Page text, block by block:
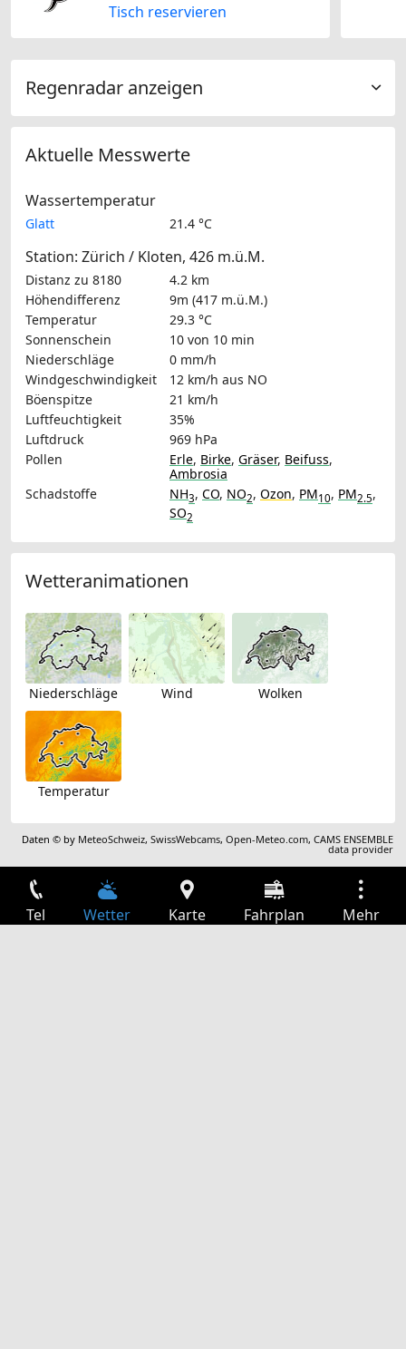
Tisch reservieren
Regenradar anzeigen
Aktuelle Messwerte
Wassertemperatur
Glatt 21.4 °C
Station: Zürich / Kloten, 426 m.ü.M.
Distanz zu 8180
4.2 km
Höhendifferenz
9m (417 m.ü.M.)
Temperatur
29.3 °C
Sonnenschein
10 von 10 min
Niederschläge
0 mm/h
Windgeschwindigkeit
12 km/h aus NO
Böenspitze
21 km/h
Luftfeuchtigkeit
35%
Luftdruck
969 hPa
Pollen
Erle, Birke, Gräser, Beifuss,
Ambrosia
Schadstoffe
NH3, CO, NO2, Ozon, PM10, PM2.5,
SO2
Wetteranimationen
Niederschläge Wind Wolken
Temperatur
Daten © by MeteoSchweiz,SwissWebcams,Open-Meteo.com,CAMS ENSEMBLE
data provider
Tel Wetter Karte Fahrplan Mehr